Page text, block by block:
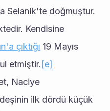
Selanik'te doğmuştur.
Kendisine
çıktığı 19 Mayıs
etmiştir. [e]
Naciye
ilk dördü küçük